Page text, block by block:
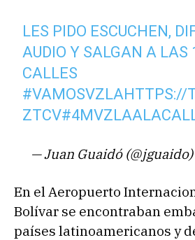
LES PIDO ESCUCHEN,
AUDIO Y SALGAN A
CALLES
#VAMOSVZLAHTTPS://
ZTCV
— Juan Guaidó (@jguaido)
En el Aeropuerto
Bolívar se encontraban
países latinoamericanos y